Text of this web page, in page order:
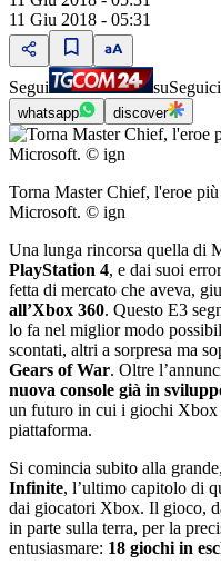
11 Giu 2018 - 05:31
Segui su
whatsapp discover
Torna Master Chief, l'eroe
Microsoft. © ign
Una lunga rincorsa quella di
PlayStation 4, e dai suoi
fetta di mercato che aveva,
all’Xbox 360. Questo E3
lo fa nel miglior modo
scontati, altri a sorpresa ma
Gears of War. Oltre
nuova console già in
un futuro in cui i giochi Xbox
piattaforma.
Si comincia subito alla
Infinite, l’ultimo capitolo di
dai giocatori Xbox. Il gioco,
in parte sulla terra, per la
entusiasmare: 18 giochi in